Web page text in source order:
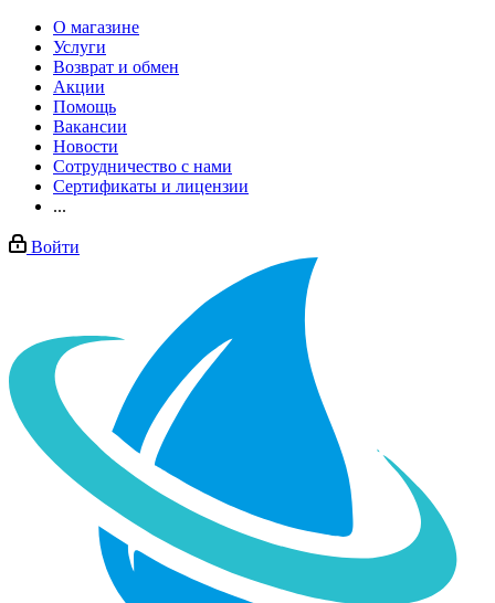
О магазине
Услуги
Возврат и обмен
Акции
Помощь
Вакансии
Новости
Сотрудничество с нами
Сертификаты и лицензии
...
Войти